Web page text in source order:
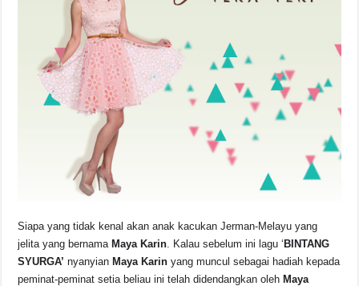
o
k
p
p
n
k
Siapa yang tidak kenal akan anak kacukan Jerman-Melayu yang
jelita yang bernama Maya Karin . Kalau sebelum ini lagu ‘ BINTANG
SYURGA’ nyanyian Maya Karin yang muncul sebagai hadiah kepada
peminat-peminat setia beliau ini telah didendangkan oleh Maya